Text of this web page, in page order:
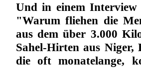
Und in einem Interview
"Warum fliehen die
aus dem über 3.000
Sahel-Hirten aus Niger,
die oft monatelange,